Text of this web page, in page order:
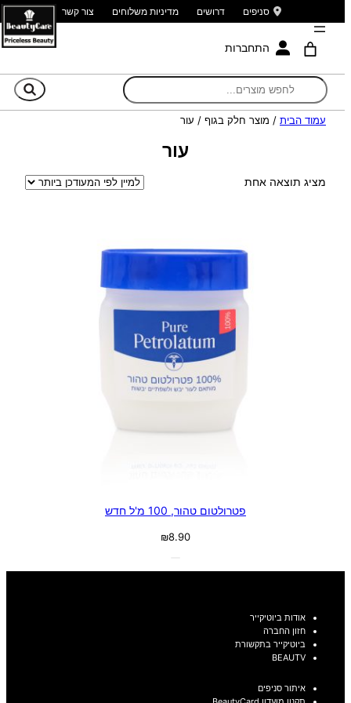
סניפים דרושים מדיניות משלוחים צור קשר
התחברות
עמוד הבית / מוצר חלק בגוף / עור
עור
מציג תוצאה אחת
פטרולטום טהור, 100 מ'ל חדש
₪8.90
אודות ביוטיקייר
חזון החברה
ביוטיקייר בתקשורת
BEAUTV
איתור סניפים